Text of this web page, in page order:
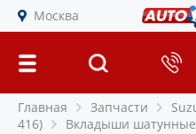
Москва
Главная Запчасти
416)
Вкладыши шатунные